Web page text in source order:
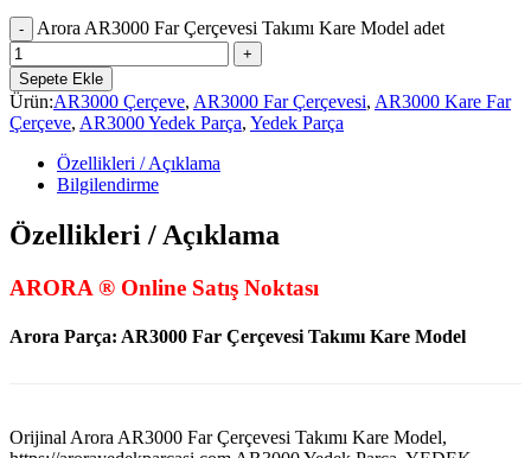
Arora AR3000 Far Çerçevesi Takımı Kare Model adet
Sepete Ekle
Ürün:AR3000 Çerçeve, AR3000 Far Çerçevesi, AR3000 Kare Far
Çerçeve, AR3000 Yedek Parça, Yedek Parça
Özellikleri / Açıklama
Bilgilendirme
Özellikleri / Açıklama
ARORA ® Online Satış Noktası
Arora Parça: AR3000 Far Çerçevesi Takımı Kare Model
Orijinal Arora AR3000 Far Çerçevesi Takımı Kare Model,